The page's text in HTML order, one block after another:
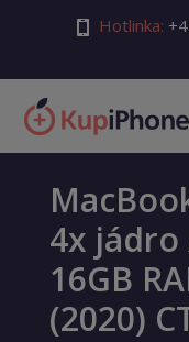
Hotlinka:
4x jádro
16GB
(2020)